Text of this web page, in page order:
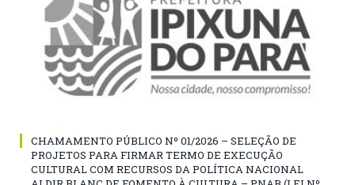
CHAMAMENTO PÚBLICO Nº 01/2026 – SELEÇÃO DE
PROJETOS PARA FIRMAR TERMO DE EXECUÇÃO
CULTURAL COM RECURSOS DA POLÍTICA NACIONAL